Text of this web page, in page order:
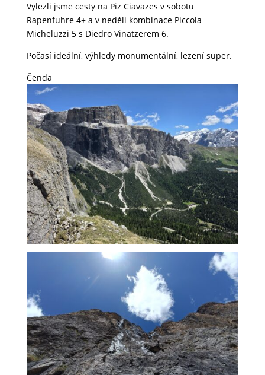
Vylezli jsme cesty na Piz Ciavazes v sobotu
Rapenfuhre 4+ a v neděli kombinace Piccola
Micheluzzi 5 s Diedro Vinatzerem 6.
Počasí ideální, výhledy monumentální, lezení super.
Čenda